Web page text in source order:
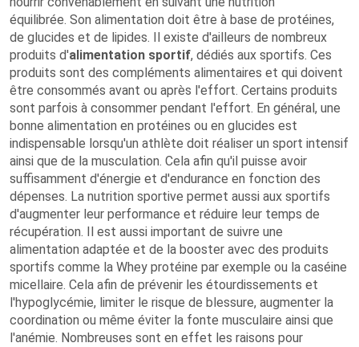
équilibrée. Son alimentation doit être à base de protéines,
de glucides et de lipides. Il existe d'ailleurs de nombreux
produits d'alimentation sportif, dédiés aux sportifs. Ces
produits sont des compléments alimentaires et qui doivent
être consommés avant ou après l'effort. Certains produits
sont parfois à consommer pendant l'effort. En général, une
bonne alimentation en protéines ou en glucides est
indispensable lorsqu'un athlète doit réaliser un sport intensif
ainsi que de la musculation. Cela afin qu'il puisse avoir
suffisamment d'énergie et d'endurance en fonction des
dépenses. La nutrition sportive permet aussi aux sportifs
d'augmenter leur performance et réduire leur temps de
récupération. Il est aussi important de suivre une
alimentation adaptée et de la booster avec des produits
sportifs comme la Whey protéine par exemple ou la caséine
micellaire. Cela afin de prévenir les étourdissements et
l'hypoglycémie, limiter le risque de blessure, augmenter la
coordination ou même éviter la fonte musculaire ainsi que
l'anémie. Nombreuses sont en effet les raisons pour